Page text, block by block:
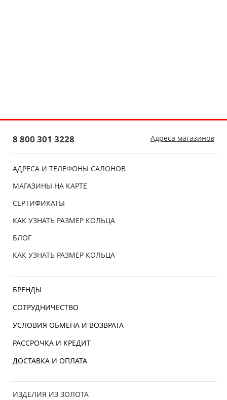
АДРЕСА И ТЕЛЕФОНЫ САЛОНОВ
МАГАЗИНЫ НА КАРТЕ
СЕРТИФИКАТЫ
КАК УЗНАТЬ РАЗМЕР КОЛЬЦА
БЛОГ
КАК УЗНАТЬ РАЗМЕР КОЛЬЦА
БРЕНДЫ
СОТРУДНИЧЕСТВО
УСЛОВИЯ ОБМЕНА И ВОЗВРАТА
РАССРОЧКА И КРЕДИТ
ДОСТАВКА И ОПЛАТА
ИЗДЕЛИЯ ИЗ ЗОЛОТА
8 800 301 3228 Адреса магазинов